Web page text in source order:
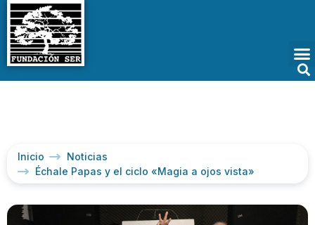
Inicio
Noticias
Échale Papas y el ciclo «Magia a ojos vista»